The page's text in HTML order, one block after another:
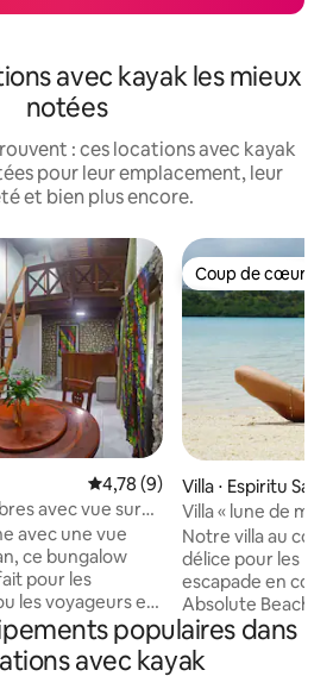
avec kayak les mieux
notées
: ces locations avec kayak
pour leur emplacement, leur
et bien plus encore.
Évaluation moyenne sur la
4,78 (9)
avec vue sur
et Wi-Fi
avec une vue
ce bungalow
pour les
les voyageurs en
confortable
dispose de
sur trois
Coup de cœur
Coup de cœur
Villa ⋅ Espiritu
Villa « lune de
à Santo @
Notre villa au
délice pour les
escapade en
Absolute
indépendant. Dégustez des cocktails au
coucher du soleil
détendez-vous
populaires dans
avec kayak